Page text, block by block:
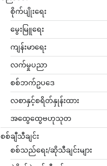
စိုက်ပျိုးရေး
မွေးမြူရေး
ကျန်းမာရေး
လက်မှုပညာ
စစ်ဘက်ဥပဒေ
လစာနှင့်စရိတ်နှုန်းထား
အထွေထွေဗဟုသုတ
စစ်ချီသီချင်း
စစ်သည်ရေး/ဆိုသီချင်းများ